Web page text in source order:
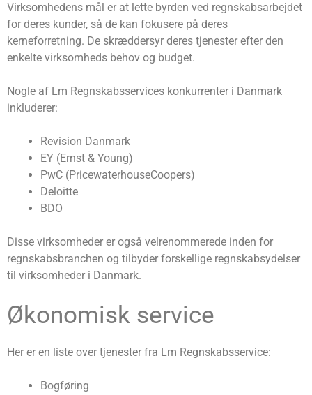
Virksomhedens mål er at lette byrden ved regnskabsarbejdet
for deres kunder, så de kan fokusere på deres
kerneforretning. De skræddersyr deres tjenester efter den
enkelte virksomheds behov og budget.
Nogle af Lm Regnskabsservices konkurrenter i Danmark
inkluderer:
Revision Danmark
EY (Ernst & Young)
PwC (PricewaterhouseCoopers)
Deloitte
BDO
Disse virksomheder er også velrenommerede inden for
regnskabsbranchen og tilbyder forskellige regnskabsydelser
til virksomheder i Danmark.
Økonomisk service
Her er en liste over tjenester fra Lm Regnskabsservice:
Bogføring